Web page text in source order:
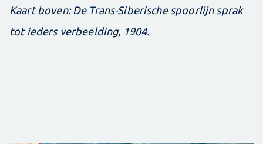
Kaart boven: De Trans-Siberische spoorlijn sprak
tot ieders verbeelding, 1904.